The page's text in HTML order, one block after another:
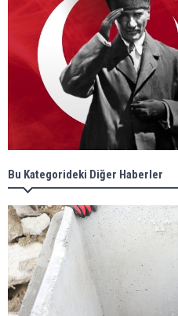
Bu Kategorideki Diğer Haberler